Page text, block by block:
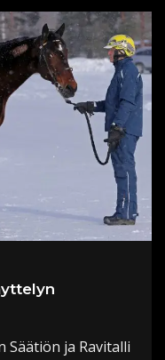
Säätiön ja Ravitalli